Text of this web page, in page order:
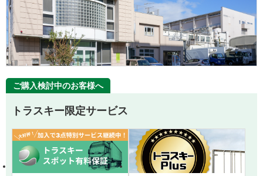
ご購入検討中のお客様へ
トラスキー限定サービス